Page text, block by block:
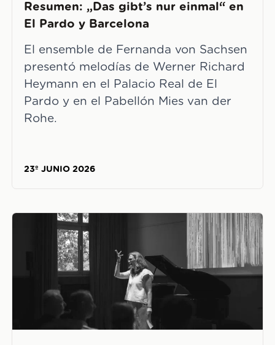
Resumen: „Das gibt’s nur einmal“ en
El Pardo y Barcelona
El ensemble de Fernanda von Sachsen
presentó melodías de Werner Richard
Heymann en el Palacio Real de El
Pardo y en el Pabellón Mies van der
Rohe.
23º JUNIO 2026